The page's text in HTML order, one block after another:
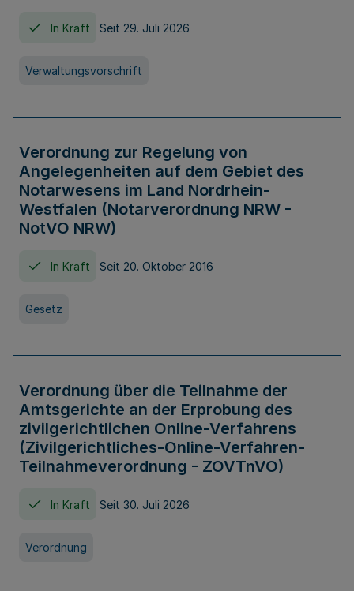
In Kraft Seit 29. Juli 2026
Verwaltungsvorschrift
Verordnung zur Regelung von
Angelegenheiten auf dem Gebiet des
Notarwesens im Land Nordrhein-
Westfalen (Notarverordnung NRW -
NotVO NRW)
In Kraft Seit 20. Oktober 2016
Gesetz
Verordnung über die Teilnahme der
Amtsgerichte an der Erprobung des
zivilgerichtlichen Online-Verfahrens
(Zivilgerichtliches-Online-Verfahren-
Teilnahmeverordnung - ZOVTnVO)
In Kraft Seit 30. Juli 2026
Verordnung